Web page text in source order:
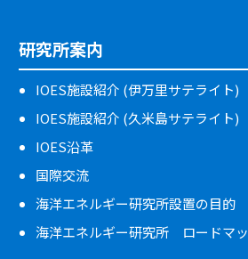
研究所案内
IOES施設紹介 (伊万里サテライト)
IOES施設紹介 (久米島サテライト)
IOES沿革
国際交流
海洋エネルギー研究所設置の目的
海洋エネルギー研究所 ロードマ